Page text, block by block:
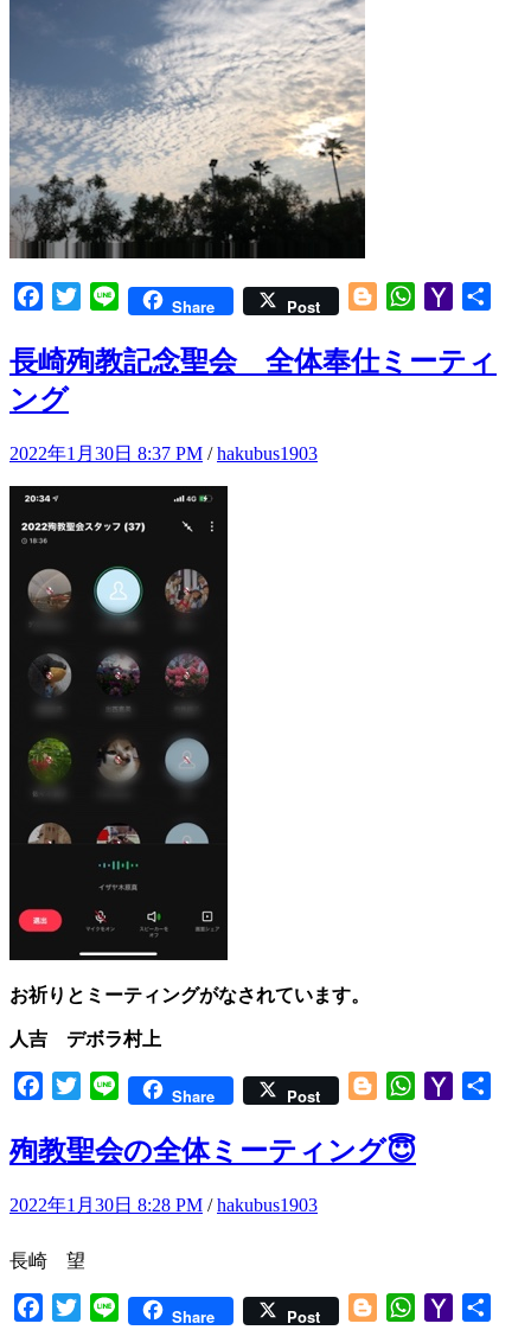
Facebook
TwitterLine Share Post BloggerWhatsApp
Yahoo
長崎殉教記念聖会 全体奉仕ミーティ
ング
2022年1月30日 8:37 PM /hakubus1903
お祈りとミーティングがなされています。
人吉 デボラ村上
Facebook
TwitterLine Share Post BloggerWhatsApp
Yahoo
殉教聖会の全体ミーティング😇
2022年1月30日 8:28 PM /hakubus1903
長崎 望
Facebook
TwitterLine Share Post BloggerWhatsApp
Yahoo